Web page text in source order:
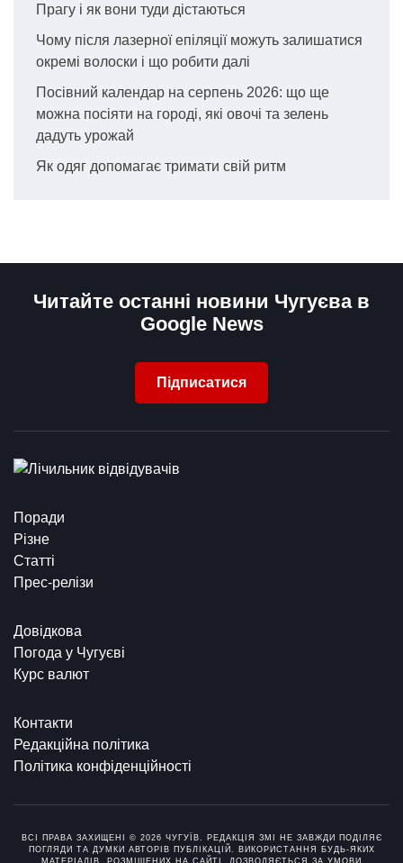
Прагу і як вони туди дістаються
Чому після лазерної епіляції можуть залишатися
окремі волоски і що робити далі
Посівний календар на серпень 2026: що ще
можна посіяти на городі, які овочі та зелень
дадуть урожай
Як одяг допомагає тримати свій ритм
Читайте останні новини Чугуєва в
Google News
Підписатися
Поради
Різне
Статті
Прес-релізи
Довідкова
Погода у Чугуєві
Курс валют
Контакти
Редакційна політика
Політика конфіденційності
ВСІ ПРАВА ЗАХИЩЕНІ © 2026 ЧУГУЇВ. РЕДАКЦІЯ ЗМІ НЕ ЗАВЖДИ ПОДІЛЯЄ
ПОГЛЯДИ ТА ДУМКИ АВТОРІВ ПУБЛІКАЦІЙ. ВИКОРИСТАННЯ БУДЬ-ЯКИХ
МАТЕРІАЛІВ, РОЗМІЩЕНИХ НА САЙТІ, ДОЗВОЛЯЄТЬСЯ ЗА УМОВИ